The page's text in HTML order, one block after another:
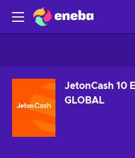
JetonCash 10
GLOBAL